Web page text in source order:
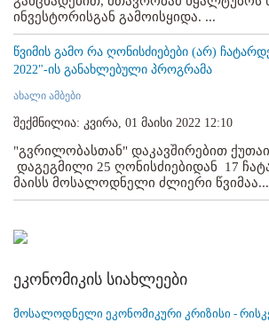
ინვესტორისგან გამოისყიდა. ...
წვიმის გამო რა ღონისძიებები (არ)
2022"-ის განახლებული პროგრამა
ახალი ამბები
შექმნილია: კვირა, 01 მაისი 2022 12:10
"გვრილობასთან" დაკავშირებით
დაგეგმილი 25 ღონისძიებიდან 17
მაისს მოსალოდნელი ძლიერი
ეკონომიკის სიახლეები
მოსალოდნელი ეკონომიკური კრიზისი -